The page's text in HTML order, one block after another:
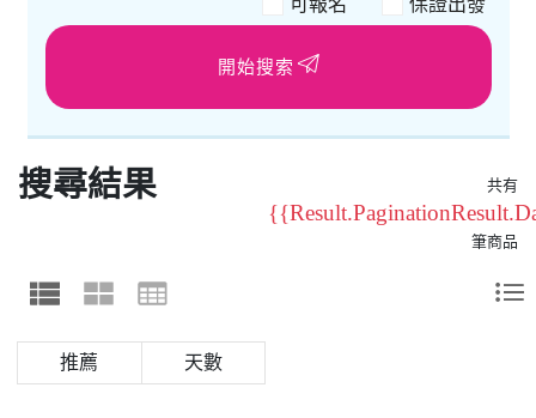
可報名 保證出發
開始搜索
搜尋結果 共有
筆商品
天數